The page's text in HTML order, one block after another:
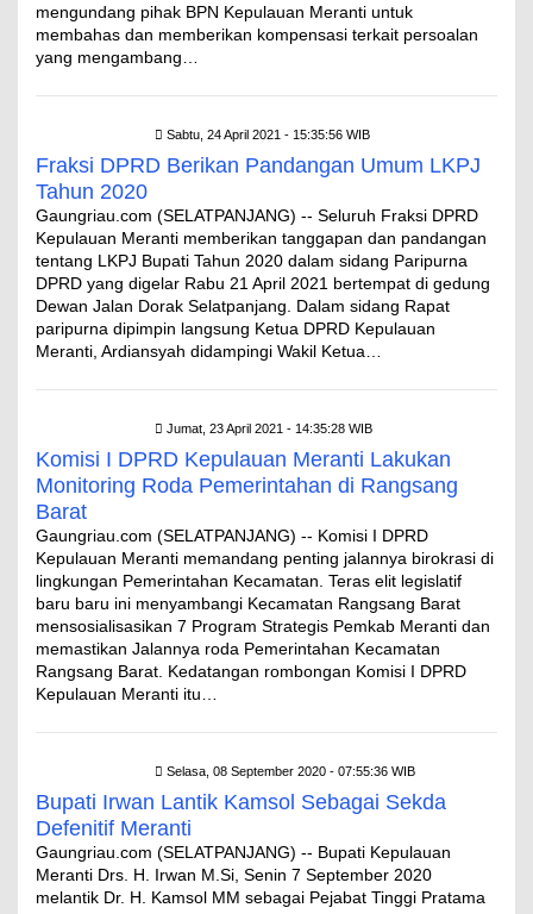
mengundang pihak BPN Kepulauan Meranti untuk
membahas dan memberikan kompensasi terkait persoalan
yang mengambang…
Sabtu, 24 April 2021 - 15:35:56 WIB
Fraksi DPRD Berikan Pandangan Umum LKPJ
Tahun 2020
Gaungriau.com (SELATPANJANG) -- Seluruh Fraksi DPRD
Kepulauan Meranti memberikan tanggapan dan pandangan
tentang LKPJ Bupati Tahun 2020 dalam sidang Paripurna
DPRD yang digelar Rabu 21 April 2021 bertempat di gedung
Dewan Jalan Dorak Selatpanjang. Dalam sidang Rapat
paripurna dipimpin langsung Ketua DPRD Kepulauan
Meranti, Ardiansyah didampingi Wakil Ketua…
Jumat, 23 April 2021 - 14:35:28 WIB
Komisi I DPRD Kepulauan Meranti Lakukan
Monitoring Roda Pemerintahan di Rangsang
Barat
Gaungriau.com (SELATPANJANG) -- Komisi I DPRD
Kepulauan Meranti memandang penting jalannya birokrasi di
lingkungan Pemerintahan Kecamatan. Teras elit legislatif
baru baru ini menyambangi Kecamatan Rangsang Barat
mensosialisasikan 7 Program Strategis Pemkab Meranti dan
memastikan Jalannya roda Pemerintahan Kecamatan
Rangsang Barat. Kedatangan rombongan Komisi I DPRD
Kepulauan Meranti itu…
Selasa, 08 September 2020 - 07:55:36 WIB
Bupati Irwan Lantik Kamsol Sebagai Sekda
Defenitif Meranti
Gaungriau.com (SELATPANJANG) -- Bupati Kepulauan
Meranti Drs. H. Irwan M.Si, Senin 7 September 2020
melantik Dr. H. Kamsol MM sebagai Pejabat Tinggi Pratama